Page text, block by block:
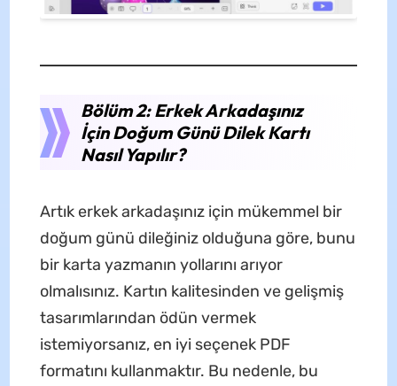
Bölüm 2: Erkek Arkadaşınız
İçin Doğum Günü Dilek Kartı
Nasıl Yapılır?
Artık erkek arkadaşınız için mükemmel bir
doğum günü dileğiniz olduğuna göre, bunu
bir karta yazmanın yollarını arıyor
olmalısınız. Kartın kalitesinden ve gelişmiş
tasarımlarından ödün vermek
istemiyorsanız, en iyi seçenek PDF
formatını kullanmaktır. Bu nedenle, bu